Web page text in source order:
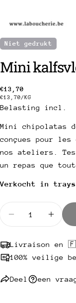
Niet gedrukt
Mini
Gebruikelijke
prijs
€13,70
PRIJS
PER
EENHEID
€13,70/PER
KG
Belasting incl.
Mini chipolatas
conçues pour
nos ateliers.
un repas que
Verkocht in
Verminder
Livraison en
100% veilige
Deel
Deel dit
Deel
Deel
Facebook
Delen
een
naam
mail
Uw
bericht
Velden